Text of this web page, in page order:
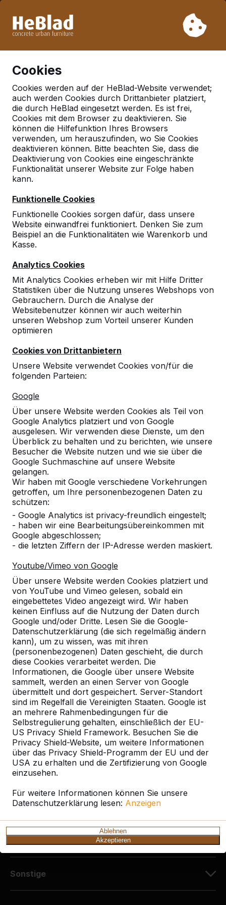
Woche 33 nicht. Bitte berücksichtigen Sie daher längere
Cookies
Cookies werden auf der HeBlad-Website verwendet;
auch werden Cookies durch Drittanbieter platziert,
die durch HeBlad eingesetzt werden. Es ist frei,
Cookies mit dem Browser zu deaktivieren. Sie
können die Hilfefunktion Ihres Browsers
verwenden, um herauszufinden, wo Sie Cookies
deaktivieren können. Bitte beachten Sie, dass die
Deaktivierung von Cookies eine eingeschränkte
Funktionalität unserer Website zur Folge haben
kann.
Funktionelle Cookies
Funktionelle Cookies sorgen dafür, dass unsere
Website einwandfrei funktioniert. Denken Sie zum
Beispiel an die Funktionalitäten wie Warenkorb und
Kasse.
Analytics Cookies
Mit Analytics Cookies erheben wir mit Hilfe Dritter
Statistiken über die Nutzung unseres Webshops von
Gebrauchern. Durch die Analyse der
Websitebenutzer können wir auch weiterhin
unseren Webshop zum Vorteil unserer Kunden
optimieren
Cookies von Drittanbietern
Unsere Website verwendet Cookies von/für die
folgenden Parteien:
Google
Über unsere Website werden Cookies als Teil von
Google Analytics platziert und von Google
ausgelesen. Wir verwenden diese Dienste, um den
Überblick zu behalten und zu berichten, wie unsere
Besucher die Website nutzen und wie sie über die
Google Suchmaschine auf unsere Website
gelangen.
Wir haben mit Google verschiedene Vorkehrungen
getroffen, um Ihre personenbezogenen Daten zu
schützen:
- Google Analytics ist privacy-freundlich eingestelt;
- haben wir eine Bearbeitungsübereinkommen mit
Google abgeschlossen;
- die letzten Ziffern der IP-Adresse werden maskiert.
Youtube/Vimeo von Google
Über unsere Website werden Cookies platziert und
von YouTube und Vimeo gelesen, sobald ein
eingebettetes Video angezeigt wird. Wir haben
keinen Einfluss auf die Nutzung der Daten durch
Google und/oder Dritte. Lesen Sie die Google-
Datenschutzerklärung (die sich regelmäßig ändern
kann), um zu wissen, was mit ihren
(personenbezogenen) Daten geschieht, die durch
diese Cookies verarbeitet werden. Die
Informationen, die Google über unsere Website
sammelt, werden an einen Server von Google
übermittelt und dort gespeichert. Server-Standort
sind im Regelfall die Vereinigten Staaten. Google ist
an mehrere Rahmenbedingungen für die
Selbstregulierung gehalten, einschließlich der EU-
US Privacy Shield Framework. Besuchen Sie die
Privacy Shield-Website, um weitere Informationen
über das Privacy Shield-Programm der EU und der
USA zu erhalten und die Zertifizierung von Google
einzusehen.
Für weitere Informationen können Sie unsere
Datenschutzerklärung lesen: Anzeigen
Ablehnen
Akzeptieren
Deutschland
Referenties in:Halle
Geen reviews gevonden voor deze
locatie.
Referenzen
Unsere Produkte finden Sie in ganz Europa
und darüber hinaus. Sehen Sie hier, wo Sie
ein HeBlad-Produkt in Ihrer Nähe finden.
Produkt
Alles anzeigen
Kategorie
Alles anzeigen
Ort oder Postleitzahl suchen
Kontakt
HeBlad Deutschland
Diekerstraße 97
42781 Haan
Deutschland
+49 212 934 77 25
info@HeBlad.de
Kundenservice
Sonstige